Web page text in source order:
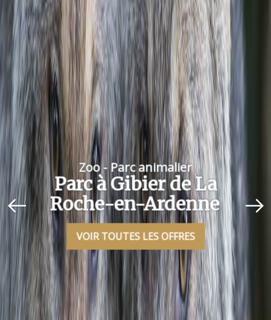
Zoo - Parc animalier
Parc à Gibier de La
Roche-en-Ardenne
VOIR TOUTES LES OFFRES